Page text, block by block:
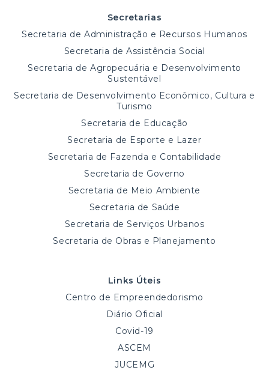
Secretarias
Secretaria de Administração e Recursos Humanos
Secretaria de Assistência Social
Secretaria de Agropecuária e Desenvolvimento
Sustentável
Secretaria de Desenvolvimento Econômico, Cultura e
Turismo
Secretaria de Educação
Secretaria de Esporte e Lazer
Secretaria de Fazenda e Contabilidade
Secretaria de Governo
Secretaria de Meio Ambiente
Secretaria de Saúde
Secretaria de Serviços Urbanos
Secretaria de Obras e Planejamento
Links Úteis
Centro de Empreendedorismo
Diário Oficial
Covid-19
ASCEM
JUCEMG